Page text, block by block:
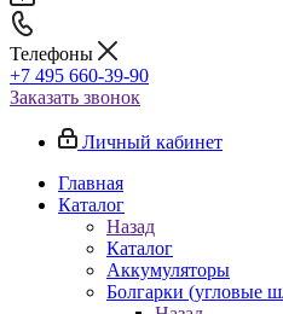
Телефоны
+7 495 660-39-90
Заказать звонок
Личный кабинет
Главная
Каталог
Назад
Каталог
Аккумуляторы
Болгарки (угловые